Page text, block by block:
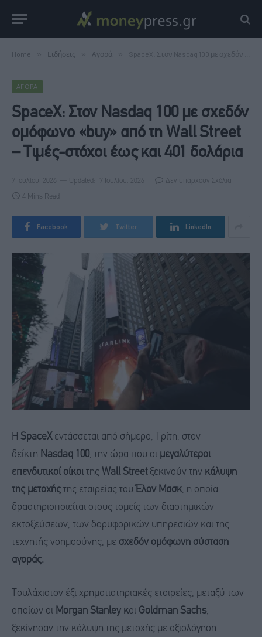
Home Ειδήσεις Αγορά SpaceX: Στον Nasdaq 100 με σχεδόν ομόφωνο «buy» από τη Wall Street – Τιμές-στόχοι έως και 401 δολάρια
ΑΓΟΡΆ
SpaceX: Στον Nasdaq 100 με σχεδόν
ομόφωνο «buy» από τη Wall Street
– Τιμές-στόχοι έως και 401 δολάρια
7 Ιουλίου, 2026 Updated: 7 Ιουλίου, 2026 Δεν υπάρχουν Σχόλια
4 Mins Read
Facebook Twitter LinkedIn
Η SpaceXεντάσσεται από σήμερα, Τρίτη, στον
δείκτη Nasdaq 100, την ώρα που οι μεγαλύτεροι
επενδυτικοί οίκοιτης Wall Streetξεκινούν την κάλυψη
της μετοχής της εταιρείας του Έλον Μασκ, η οποία
δραστηριοποιείται στους τομείς των διαστημικών
εκτοξεύσεων, των δορυφορικών υπηρεσιών και της
τεχνητής νοημοσύνης, με σχεδόν ομόφωνη σύσταση
αγοράς.
Τουλάχιστον έξι χρηματιστηριακές εταιρείες, μεταξύ των
οποίων οι Morgan Stanley και Goldman Sachs,
ξεκίνησαν την κάλυψη της μετοχής με αξιολόγηση